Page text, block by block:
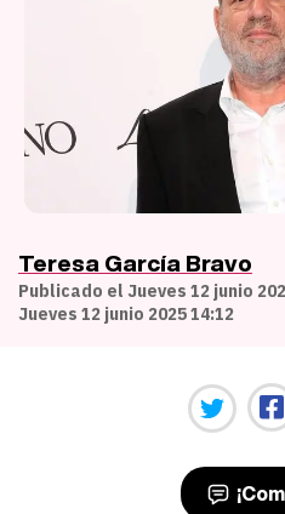
Teresa García Bravo
Publicado el Jueves 12 junio
Jueves 12 junio 2025 14:12